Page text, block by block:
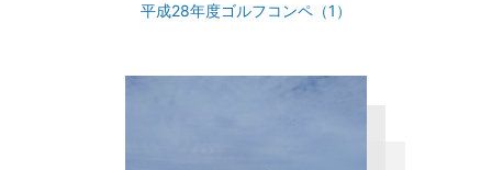
平成28年度ゴルフコンペ（1）